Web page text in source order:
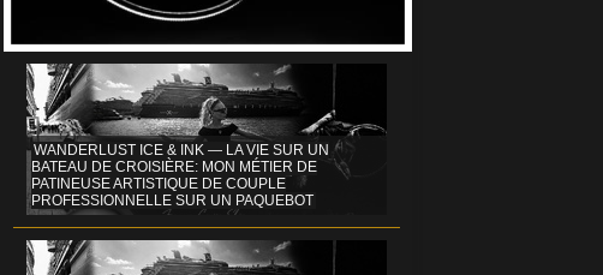
WANDERLUST ICE & INK — LA VIE SUR UN
BATEAU DE CROISIÈRE: MON MÉTIER DE
PATINEUSE ARTISTIQUE DE COUPLE
PROFESSIONNELLE SUR UN PAQUEBOT